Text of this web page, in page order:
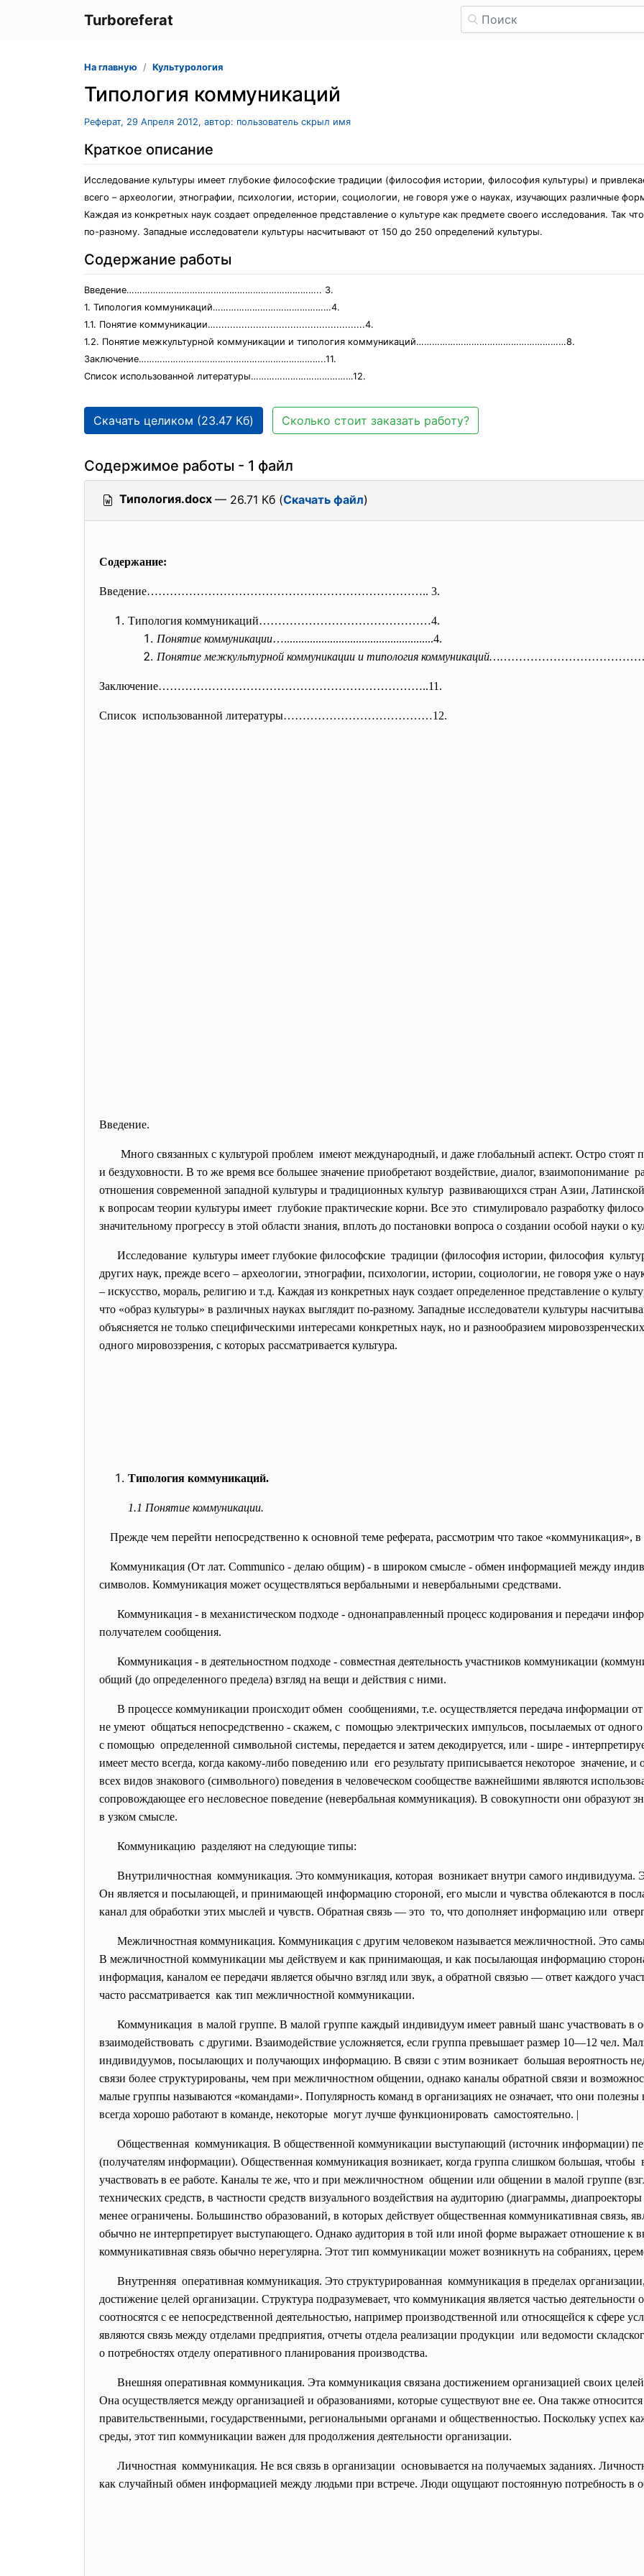
Turboreferat
На главную Культурология
Типология коммуникаций
Реферат, 29 Апреля 2012, автор: пользователь скрыл имя
Краткое описание
Исследование культуры имеет глубокие философские традиции (философия истории, философия культуры) и
всего – археологии, этнографии, психологии, истории, социологии, не говоря уже о науках, изучающих различные
Каждая из конкретных наук создает определенное представление о культуре как предмете своего исследования. Так
по-разному. Западные исследователи культуры насчитывают от 150 до 250 определений культуры.
Содержание работы
Введение……………………………………………………………….. 3.
1. Типология коммуникаций………………………………………4.
1.1. Понятие коммуникации…....................................................4.
1.2. Понятие межкультурной коммуникации и типология коммуникаций…………………………………………………8.
Заключение……………………………………………………………..11.
Список использованной литературы…………………………………12.
Скачать целиком (23.47 Кб) Сколько стоит заказать работу?
Содержимое работы - 1 файл
Типология.docx — 26.71 Кб (Скачать файл)
Содержание:
Введение……………………………………………………………….. 3.
Типология коммуникаций………………………………………4.
Понятие коммуникации…....................................................4.
Понятие межкультурной коммуникации и типология коммуникаций…
Заключение……………………………………………………………..11.
Список использованной литературы…………………………………12.
Введение.
Много связанных с культурой проблем имеют международный, и даже глобальный аспект. Остро стоят
и бездуховности. В то же время все большее значение приобретают воздействие, диалог, взаимопонимание
отношения современной западной культуры и традиционных культур развивающихся стран Азии,
к вопросам теории культуры имеет глубокие практические корни. Все это стимулировало разработку
значительному прогрессу в этой области знания, вплоть до постановки вопроса о создании особой науки о
Исследование культуры имеет глубокие философские традиции (философия истории, философия
других наук, прежде всего – археологии, этнографии, психологии, истории, социологии, не говоря уже о
– искусство, мораль, религию и т.д. Каждая из конкретных наук создает определенное представление о
что «образ культуры» в различных науках выглядит по-разному. Западные исследователи культуры
объясняется не только специфическими интересами конкретных наук, но и разнообразием
одного мировоззрения, с которых рассматривается культура.
Типология коммуникаций.
1.1 Понятие коммуникации.
Прежде чем перейти непосредственно к основной теме реферата, рассмотрим что такое «коммуникация»,
Коммуникация (От лат. Communico - делаю общим) - в широком смысле - обмен информацией между
символов. Коммуникация может осуществляться вербальными и невербальными средствами.
Коммуникация - в механистическом подходе - однонаправленный процесс кодирования и передачи
получателем сообщения.
Коммуникация - в деятельностном подходе - совместная деятельность участников коммуникации
общий (до определенного предела) взгляд на вещи и действия с ними.
В процессе коммуникации происходит обмен сообщениями, т.е. осуществляется передача информации
не умеют общаться непосредственно - скажем, с помощью электрических импульсов, посылаемых от
с помощью определенной символьной системы, передается и затем декодируется, или - шире -
имеет место всегда, когда какому-либо поведению или его результату приписывается некоторое значение,
всех видов знакового (символьного) поведения в человеческом сообществе важнейшими являются
сопровождающее его несловесное поведение (невербальная коммуникация). В совокупности они
в узком смысле.
Коммуникацию разделяют на следующие типы:
Внутриличностная коммуникация. Это коммуникация, которая возникает внутри самого индивидуума.
Он является и посылающей, и принимающей информацию стороной, его мысли и чувства облекаются в
канал для обработки этих мыслей и чувств. Обратная связь — это то, что дополняет информацию или
Межличностная коммуникация. Коммуникация с другим человеком называется межличностной. Это
В межличностной коммуникации мы действуем и как принимающая, и как посылающая информацию
информация, каналом ее передачи является обычно взгляд или звук, а обратной связью — ответ каждого
часто рассматривается как тип межличностной коммуникации.
Коммуникация в малой группе. В малой группе каждый индивидуум имеет равный шанс участвовать в
взаимодействовать с другими. Взаимодействие усложняется, если группа превышает размер 10—12 чел.
индивидуумов, посылающих и получающих информацию. В связи с этим возникает большая вероятность
связи более структурированы, чем при межличностном общении, однако каналы обратной связи и
малые группы называются «командами». Популярность команд в организациях не означает, что они
всегда хорошо работают в команде, некоторые могут лучше функционировать самостоятельно. |
Общественная коммуникация. В общественной коммуникации выступающий (источник информации)
(получателям информации). Общественная коммуникация возникает, когда группа слишком большая, чтобы
участвовать в ее работе. Каналы те же, что и при межличностном общении или общении в малой группе
технических средств, в частности средств визуального воздействия на аудиторию (диаграммы,
менее ограничены. Большинство образований, в которых действует общественная коммуникативная связь,
обычно не интерпретирует выступающего. Однако аудитория в той или иной форме выражает отношение к
коммуникативная связь обычно нерегулярна. Этот тип коммуникации может возникнуть на собраниях,
Внутренняя оперативная коммуникация. Это структурированная коммуникация в пределах
достижение целей организации. Структура подразумевает, что коммуникация является частью
соотносятся с ее непосредственной деятельностью, например производственной или относящейся к сфере
являются связь между отделами предприятия, отчеты отдела реализации продукции или ведомости
о потребностях отделу оперативного планирования производства.
Внешняя оперативная коммуникация. Эта коммуникация связана достижением организацией своих
Она осуществляется между организацией и образованиями, которые существуют вне ее. Она также
правительственными, государственными, региональными органами и общественностью. Поскольку успех
среды, этот тип коммуникации важен для продолжения деятельности организации.
Личностная коммуникация. Не вся связь в организации основывается на получаемых заданиях.
как случайный обмен информацией между людьми при встрече. Люди ощущают постоянную потребность в